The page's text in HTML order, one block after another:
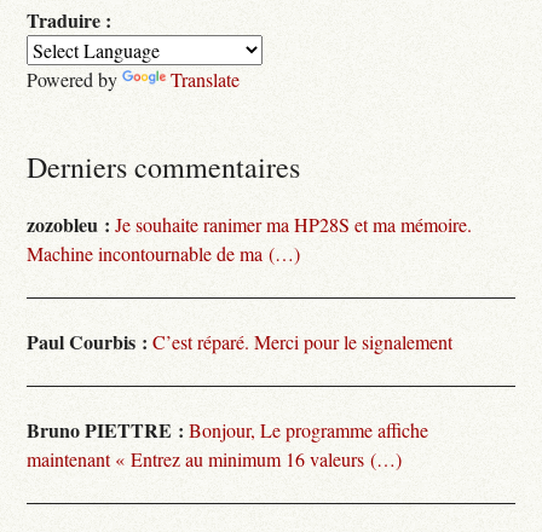
Traduire :
Powered by Translate
Derniers commentaires
zozobleu : Je souhaite ranimer ma HP28S et ma mémoire.
Machine incontournable de ma (…)
Paul Courbis : C’est réparé. Merci pour le signalement
Bruno PIETTRE : Bonjour, Le programme affiche
maintenant « Entrez au minimum 16 valeurs (…)